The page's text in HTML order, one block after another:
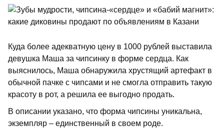
Куда более адекватную цену в 1000 рублей выставила
девушка Маша за чипсинку в форме сердца. Как
выяснилось, Маша обнаружила хрустящий артефакт в
обычной пачке с чипсами и не смогла отправить такую
красоту в рот, а решила ее выгодно продать.
В описании указано, что форма чипсины уникальна,
экземпляр – единственный в своем роде.